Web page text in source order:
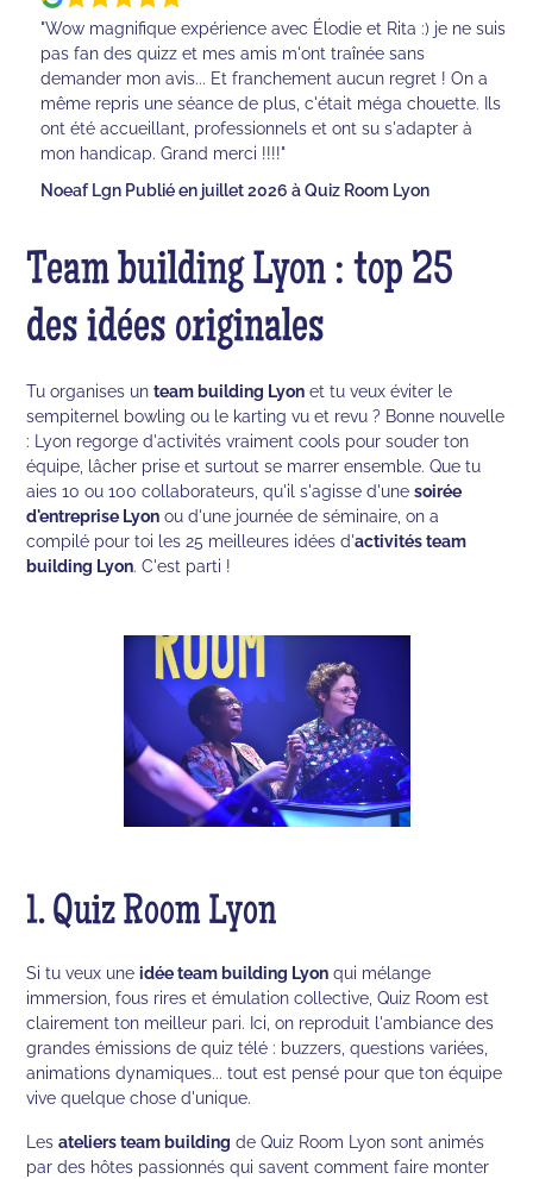
"Wow magnifique expérience avec Élodie et Rita :) je ne suis
pas fan des quizz et mes amis m'ont traînée sans
demander mon avis... Et franchement aucun regret ! On a
même repris une séance de plus, c'était méga chouette. Ils
ont été accueillant, professionnels et ont su s'adapter à
mon handicap. Grand merci !!!!"
Noeaf Lgn Publié en juillet 2026 à Quiz Room Lyon
Team building Lyon : top 25
des idées originales
Tu organises unteam building Lyon et tu veux éviter le
sempiternel bowling ou le karting vu et revu ? Bonne nouvelle
: Lyon regorge d'activités vraiment cools pour souder ton
équipe, lâcher prise et surtout se marrer ensemble. Que tu
aies 10 ou 100 collaborateurs, qu'il s'agisse d'unesoirée
d'entreprise Lyon ou d'une journée de séminaire, on a
compilé pour toi les 25 meilleures idées d'activités team
building Lyon. C'est parti !
1. Quiz Room Lyon
Si tu veux uneidée team building Lyon qui mélange
immersion, fous rires et émulation collective, Quiz Room est
clairement ton meilleur pari. Ici, on reproduit l'ambiance des
grandes émissions de quiz télé : buzzers, questions variées,
animations dynamiques... tout est pensé pour que ton équipe
vive quelque chose d'unique.
Lesateliers team building de Quiz Room Lyon sont animés
par des hôtes passionnés qui savent comment faire monter